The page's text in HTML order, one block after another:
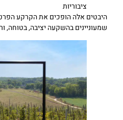
ציבוריות
היבטים אלה הופכים את הקרקע
שמעוניינים בהשקעה יציבה, בטוחה,